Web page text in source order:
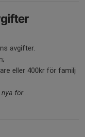
avgifter.
eller 400kr för familj
för...